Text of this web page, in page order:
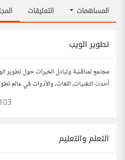
المساهمات التعليقات
تطوير الويب
مجتمع لمناقشة وتبادل الخبرات حول تطوير
أحدث التقنيات، اللغات، والأدوات في عالم
والتطبيقات. شارك مشاريعك، اسأل عن نصائح،
103
التعلم والتعليم